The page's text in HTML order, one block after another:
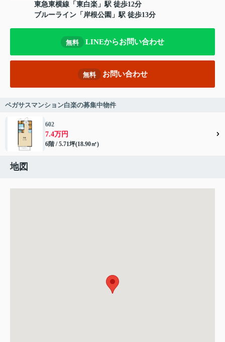
東急東横線 「 東白楽 」駅 徒歩12分
ブルーライン 「 岸根公園 」駅 徒歩13分
無料 LINEからお問い合わせ
無料 お問い合わせ
ペガサスマンション白楽の募集中物件
602
7.4万円
6階 / 5.71坪(18.90㎡)
地図